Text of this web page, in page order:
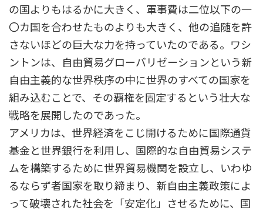
の国よりもはるかに大きく、軍事費は二位以下の一
〇カ国を合わせたものよりも大きく、他の追随を許
さないほどの巨大な力を持っていたのである。ワシ
ントンは、自由貿易グローバリゼーションという新
自由主義的な世界秩序の中に世界のすべての国家を
組み込むことで、その覇権を固定するという壮大な
戦略を展開したのであった。
アメリカは、世界経済をこじ開けるために国際通貨
基金と世界銀行を利用し、国際的な自由貿易システ
ムを構築するために世界貿易機関を設立し、いわゆ
るならず者国家を取り締まり、新自由主義政策によ
って破壊された社会を「安定化」させるために、国